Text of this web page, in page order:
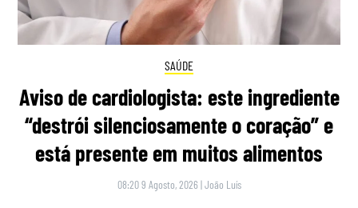
SAÚDE
Aviso de cardiologista: este ingrediente
“destrói silenciosamente o coração” e
está presente em muitos alimentos
08:20 9 Agosto, 2026 |João Luís